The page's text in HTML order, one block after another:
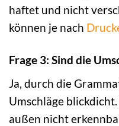
haftet und nicht
können je nach
Frage 3: Sind die
Ja, durch die
Umschläge
außen nicht